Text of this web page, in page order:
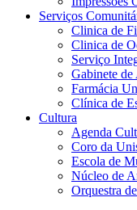
Serviços
Clinica de
Clinica de
Serviço
Gabinete de
Farmácia
Clínica de
Cultura
Agenda
Coro da
Escola de
Núcleo de
Orquestra